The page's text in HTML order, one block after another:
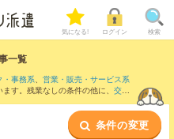
気になる! ログイン 検索
一覧
・事務系、 営業・販売・サービス系
す。残業なしの条件の他に、 交通
条件の変更